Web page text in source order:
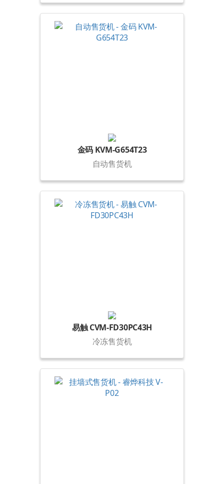
金码 KVM-G654T23
自动售货机
易触 CVM-FD30PC43H
冷冻售货机